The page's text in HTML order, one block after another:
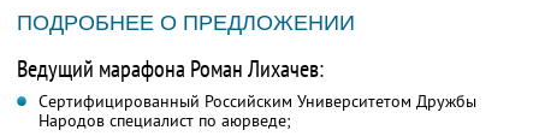
ПОДРОБНЕЕ О ПРЕДЛОЖЕНИИ
Ведущий марафона Роман Лихачев:
Сертифицированный Российским Университетом Дружбы
Народов специалист по аюрведе;